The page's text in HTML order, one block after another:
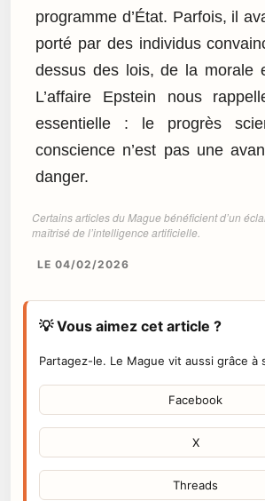
programme d’État. Parfois, il
porté par des individus
dessus des lois, de la morale
L’affaire Epstein nous
essentielle : le progrès
conscience n’est pas une
danger.
Certains articles du Mague bénéficient d’un
maîtrisé de l’intelligence artificielle.
LE 04/02/2026
💡 Vous aimez cet article ?
Partagez-le. Le Mague vit aussi grâce à
Facebook
X
Threads